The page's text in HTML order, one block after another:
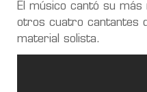
El músico cantó su más
otros cuatro cantantes
material solista.